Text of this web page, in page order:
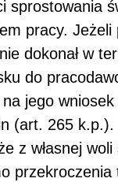
sprostowania
pracy. Jeżeli
dokonał w
do
jego
(art. 265 k.p.).
z własnej
przekroczenia